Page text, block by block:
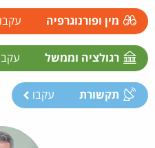
מין ופורנוגרפיה עקבו
רגולציה וממשל
תקשורת עקבו